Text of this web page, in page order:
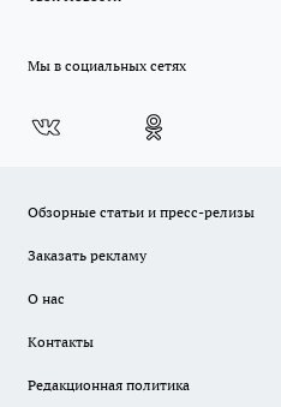
Мы в социальных сетях
Обзорные статьи и пресс-релизы
Заказать рекламу
О нас
Контакты
Редакционная политика